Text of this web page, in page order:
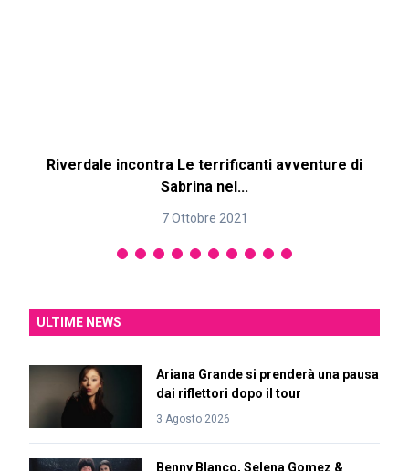
Riverdale incontra Le terrificanti avventure di
Sabrina nel...
7 Ottobre 2021
ULTIME NEWS
Ariana Grande si prenderà una pausa
dai riflettori dopo il tour
3 Agosto 2026
Benny Blanco, Selena Gomez &